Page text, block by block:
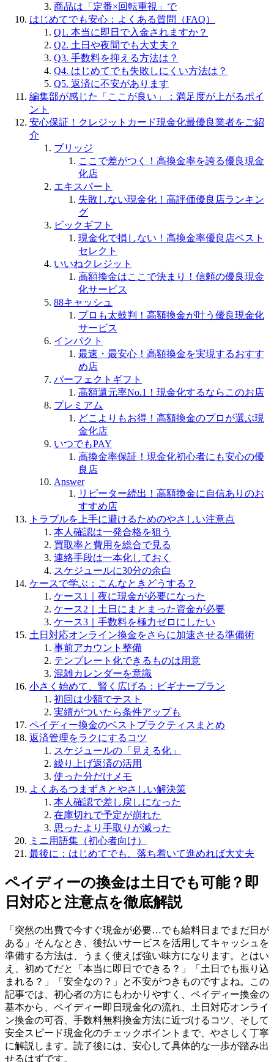
商品は「定番×回転重視」で
はじめてでも安心：よくある質問（FAQ）
Q1. 本当に即日で入金されますか？
Q2. 土日や夜間でも大丈夫？
Q3. 手数料を抑える方法は？
Q4. はじめてでも失敗しにくい方法は？
Q5. 返済に不安があります
編集部が感じた「ここが良い」：満足度が上がるポイ
ント
安心保証！クレジットカード現金化最優良業者をご紹
介
ブリッジ
ここで差がつく！高換金率を誇る優良現金
化店
エキスパート
失敗しない現金化！高評価優良店ランキン
グ
ビックギフト
現金化で損しない！高換金率優良店ベスト
セレクト
いいねクレジット
高額換金はここで決まり！信頼の優良現金
化サービス
88キャッシュ
プロも太鼓判！高額換金が叶う優良現金化
サービス
インパクト
最速・最安心！高額換金を実現するおすす
め店
パーフェクトギフト
高額還元率No.1！現金化するならこのお店
プレミアム
どこよりもお得！高額換金のプロが選ぶ現
金化店
いつでもPAY
高換金率保証！現金化初心者にも安心の優
良店
Answer
リピーター続出！高額換金に自信ありのお
すすめ店
トラブルを上手に避けるためのやさしい注意点
本人確認は一発合格を狙う
買取率と費用を総合で見る
連絡手段は一本化しておく
スケジュールに30分の余白
ケースで学ぶ：こんなときどうする？
ケース1｜夜に現金が必要になった
ケース2｜土日にまとまった資金が必要
ケース3｜手数料を極力ゼロにしたい
土日対応オンライン換金をさらに加速させる準備術
事前アカウント整備
テンプレート化できるものは用意
混雑カレンダーを意識
小さく始めて、賢く広げる：ビギナープラン
初回は少額でテスト
実績がついたら条件アップも
ペイディー換金のベストプラクティスまとめ
返済管理をラクにするコツ
スケジュールの「見える化」
繰り上げ返済の活用
使った分だけメモ
よくあるつまずきとやさしい解決策
本人確認で差し戻しになった
在庫切れで予定が崩れた
思ったより手取りが減った
ミニ用語集（初心者向け）
最後に：はじめてでも、落ち着いて進めれば大丈夫
ペイディーの換金は土日でも可能？即
日対応と注意点を徹底解説
「突然の出費で今すぐ現金が必要…でも給料日までまだ日が
ある」そんなとき、後払いサービスを活用してキャッシュを
準備する方法は、うまく使えば強い味方になります。とはい
え、初めてだと「本当に即日でできる？」「土日でも振り込
まれる？」「安全なの？」と不安がつきものですよね。この
記事では、初心者の方にもわかりやすく、ペイディー換金の
基本から、ペイディー即日現金化の流れ、土日対応オンライ
ン換金の可否、手数料無料換金方法に近づけるコツ、そして
安全スピード現金化のチェックポイントまで、やさしく丁寧
に解説します。読了後には、安心して具体的な一歩が踏み出
せるはずです。